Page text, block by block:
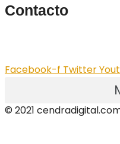
Contacto
Facebook-f Twitter
© 2021